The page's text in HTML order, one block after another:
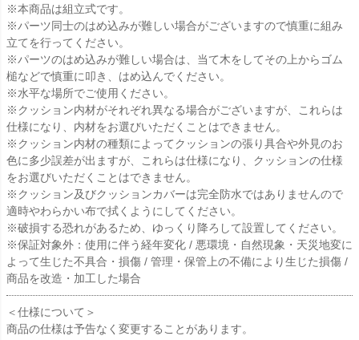
※本商品は組立式です。
※パーツ同士のはめ込みが難しい場合がございますので慎重に組み
立てを行ってください。
※パーツのはめ込みが難しい場合は、当て木をしてその上からゴム
槌などで慎重に叩き、はめ込んでください。
※水平な場所でご使用ください。
※クッション内材がそれぞれ異なる場合がございますが、これらは
仕様になり、内材をお選びいただくことはできません。
※クッション内材の種類によってクッションの張り具合や外見のお
色に多少誤差が出ますが、これらは仕様になり、クッションの仕様
をお選びいただくことはできません。
※クッション及びクッションカバーは完全防水ではありませんので
適時やわらかい布で拭くようにしてください。
※破損する恐れがあるため、ゆっくり降ろして設置してください。
※保証対象外：使用に伴う経年変化 / 悪環境・自然現象・天災地変に
よって生じた不具合・損傷 / 管理・保管上の不備により生じた損傷 /
商品を改造・加工した場合
＜仕様について＞
商品の仕様は予告なく変更することがあります。